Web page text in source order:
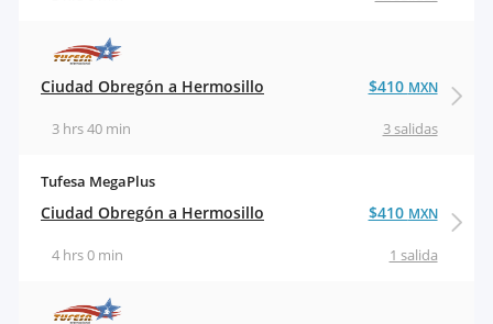
Ciudad Obregón a Hermosillo
3 salidas
3 hrs 40 min
$410 MXN
Tufesa MegaPlus
Ciudad Obregón a Hermosillo
1 salida
4 hrs 0 min
$410 MXN